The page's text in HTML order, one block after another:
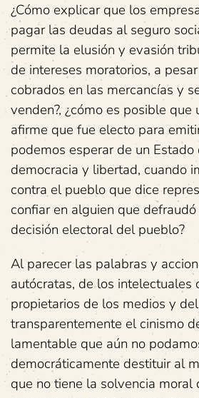
¿Cómo explicar que los
pagar las deudas al seguro
permite la elusión y evasión
de intereses moratorios, a
cobrados en las mercancías y
venden?, ¿cómo es posible que
afirme que fue electo para
podemos esperar de un Estado
democracia y libertad, cuando
contra el pueblo que dice
confiar en alguien que
decisión electoral del pueblo?
Al parecer las palabras y
autócratas, de los intelectuales
propietarios de los medios y
transparentemente el cinismo
lamentable que aún no
democráticamente destituir al
que no tiene la solvencia moral